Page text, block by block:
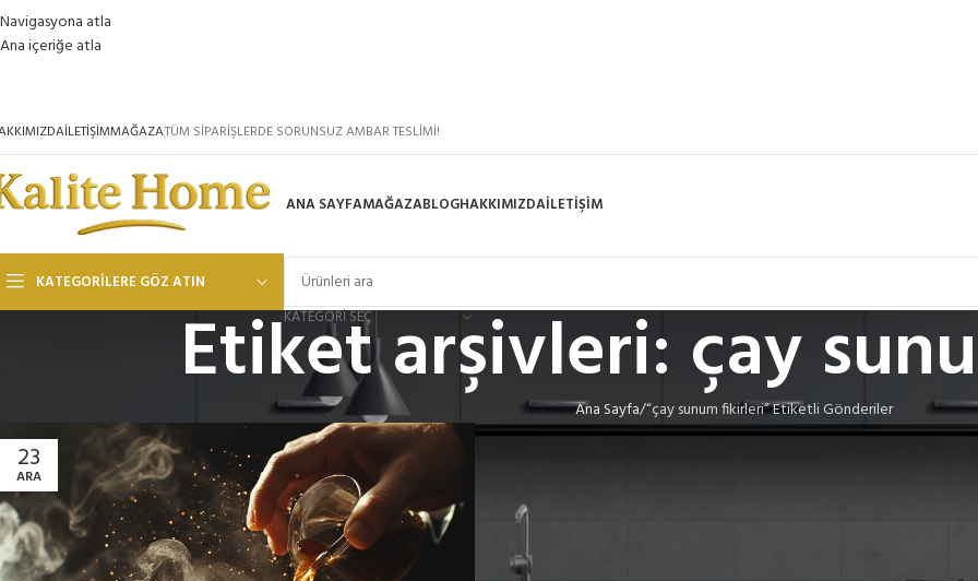
Navigasyona atla
Ana içeriğe atla
İLETIŞIMMAĞAZATÜM SİPARİŞLERDE SORUNSUZ AMBAR TESLİMİ!
ANA SAYFAMAĞAZABLOGHAKKIMIZDAİLETIŞIM
KATEGORILERE GÖZ ATIN
KATEGORI SEÇ
Etiket arşivleri: çay
Ana Sayfa “çay sunum fikirleri” Etiketli Gönderiler
23
ARA